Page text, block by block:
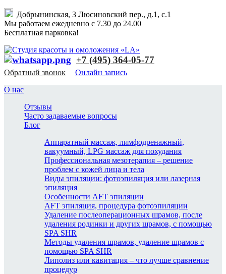
Добрынинская, 3 Люсиновский пер., д.1, с.1
Мы работаем ежедневно с 7.30 до 24.00
Бесплатная парковка!
+7 (495) 364-05-77
Обратный звонок
Онлайн запись
О нас
Отзывы
Часто задаваемые вопросы
Блог
Аппаратный массаж, лимфодренажный,
вакуумный, LPG массаж для похудания
Профессиональная мезотерапия – решение
проблем с кожей лица и тела
Виды эпиляции: фотоэпиляция или лазерная
эпиляция
Особенности AFT эпиляции
AFT эпиляция, процедура фотоэпиляции
Удаление послеоперационных шрамов, после
удаления родинки и других шрамов, с помощью
SPA SHR
Методы удаления шрамов, удаление шрамов с
помощью SPA SHR
Липолиз или кавитация – что лучше сравнение
процедур